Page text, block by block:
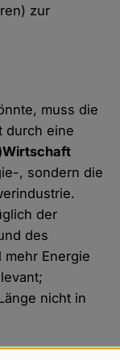
zur
muss die
durch eine
, sondern die
der
des
Energie
nicht in